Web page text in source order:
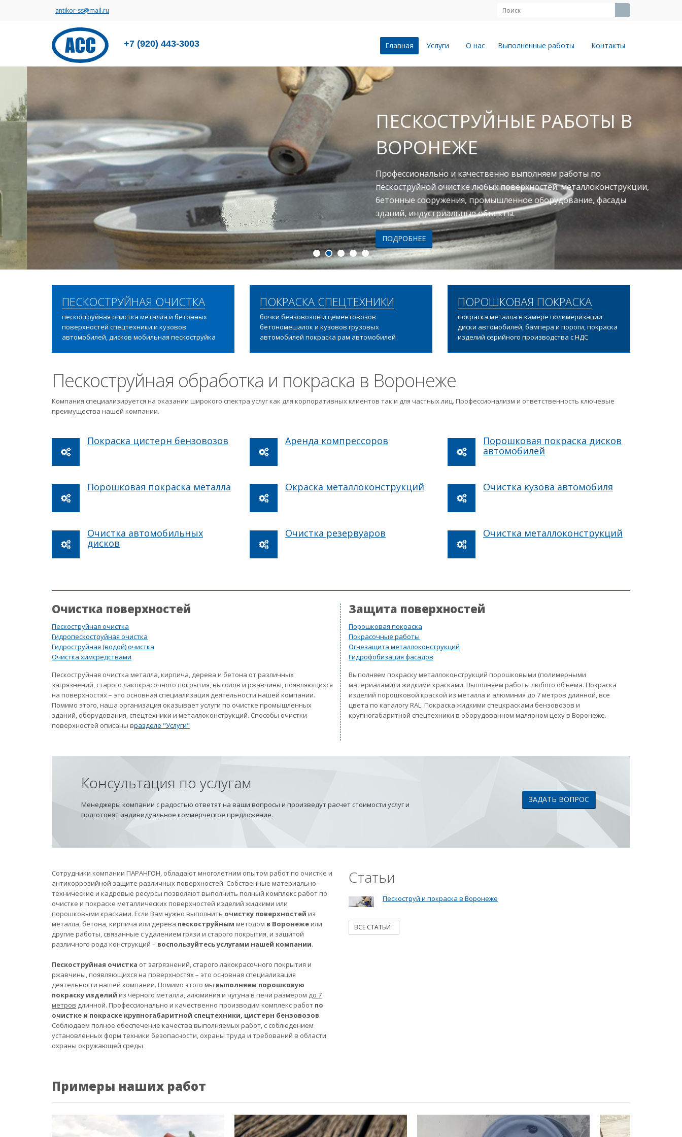
antikor-ss@mail.ru
+7 (920) 443-3003 Главная Услуги О нас Выполненные работы Контакты
ПЕСКОСТРУЙНЫЕ РАБОТЫ В
ВОРОНЕЖЕ
Профессионально и качественно выполняем работы по
пескоструйной очистке любых поверхностей: металлоконструкции,
бетонные сооружения, промышленное оборудование, фасады
зданий, индустриальные объекты.
ПОДРОБНЕЕ
ПЕСКОСТРУЙНАЯ ОЧИСТКА
пескоструйная очистка металла и бетонных
поверхностей спецтехники и кузовов
автомобилей, дисков мобильная пескоструйка
ПОКРАСКА СПЕЦТЕХНИКИ
бочки бензовозов и цементовозов
бетономешалок и кузовов грузовых
автомобилей покраска рам автомобилей
ПОРОШКОВАЯ ПОКРАСКА
покраска металла в камере полимеризации
диски автомобилей, бампера и пороги, покраска
изделий серийного производства с НДС
Пескоструйная обработка и покраска в Воронеже
Компания специализируется на оказании широкого спектра услуг как для корпоративных клиентов так и для частных лиц. Профессионализм и ответственность ключевые
преимущества нашей компании.
Покраска цистерн бензовозов Аренда компрессоров
Порошковая покраска дисков
автомобилей
Порошковая покраска металла Окраска металлоконструкций Очистка кузова автомобиля
Очистка автомобильных
дисков
Очистка резервуаров Очистка металлоконструкций
Очистка поверхностей
Пескоструйная очистка
Гидропескоструйная очистка
Гидроструйная (водой) очистка
Очистка химсредствами
Пескоструйная очистка металла, кирпича, дерева и бетона от различных
загрязнений, старого лакокрасочного покрытия, высолов и ржавчины, появляющихся
на поверхностях – это основная специализация деятельности нашей компании.
Помимо этого, наша организация оказывает услуги по очистке промышленных
зданий, оборудования, спецтехники и металлоконструкций. Способы очистки
поверхностей описаны вразделе "Услуги"
Защита поверхностей
Порошковая покраска
Покрасочные работы
Огнезащита металлоконструкций
Гидрофобизация фасадов
Выполняем покраску металлоконструкций порошковыми (полимерными
материалами) и жидкими красками. Выполняем работы любого объема. Покраска
изделий порошковой краской из металла и алюминия до 7 метров длинной, все
цвета по каталогу RAL. Покраска жидкими спецкрасками бензовозов и
крупногабаритной спецтехники в оборудованном малярном цеху в Воронеже.
Консультация по услугам
Менеджеры компании с радостью ответят на ваши вопросы и произведут расчет стоимости услуг и
подготовят индивидуальное коммерческое предложение.
ЗАДАТЬ ВОПРОС
Сотрудники компании ПАРАНГОН, обладают многолетним опытом работ по очистке и
антикоррозийной защите различных поверхностей. Собственные материально-
технические и кадровые ресурсы позволяют выполнить полный комплекс работ по
очистке и покраске металлических поверхностей изделий жидкими или
порошковыми красками. Если Вам нужно выполнить очистку поверхностей из
металла, бетона, кирпича или дерева пескоструйным методом в Воронежеили
другие работы, связанные с удалением грязи и старого покрытия, и защитой
различного рода конструкций – воспользуйтесь услугами нашей компании.
Пескоструйная очистка от загрязнений, старого лакокрасочного покрытия и
ржавчины, появляющихся на поверхностях – это основная специализация
деятельности нашей компании. Помимо этого мы выполняем порошковую
покраску изделий из чёрного металла, алюминия и чугуна в печи размером до 7
метров длинной. Профессионально и качественно производим комплекс работ по
очистке и покраске крупногабаритной спецтехники, цистерн бензовозов.
Соблюдаем полное обеспечение качества выполняемых работ, с соблюдением
установленных форм техники безопасности, охраны труда и требований в области
охраны окружающей среды
Статьи
Пескоструй и покраска в Воронеже
ВСЕ СТАТЬИ
Примеры наших работ